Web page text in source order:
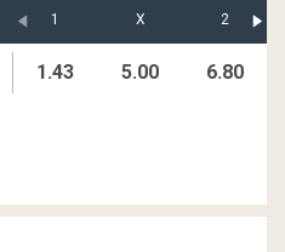
1 X 2
1.43 5.00 6.80